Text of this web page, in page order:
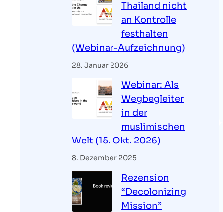
Thailand nicht
an Kontrolle
festhalten
(Webinar-Aufzeichnung)
28. Januar 2026
Webinar: Als
Wegbegleiter
in der
muslimischen
Welt (15. Okt. 2026)
8. Dezember 2025
Rezension
“Decolonizing
Mission”